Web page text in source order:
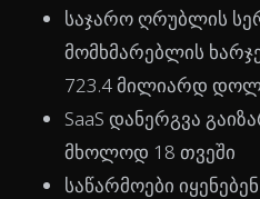
საჯარო ღრუბლის
მომხმარებლის
723.4 მილიარდ
SaaS დანერგვა
მხოლოდ 18 თვეში
საწარმოები